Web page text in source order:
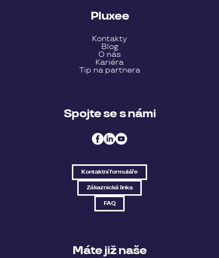
Pluxee
Kontakty
Blog
O nás
Kariéra
Tip na partnera
Spojte se s námi
Kontaktní formuláře
Zákaznická linka
FAQ
Máte již naše